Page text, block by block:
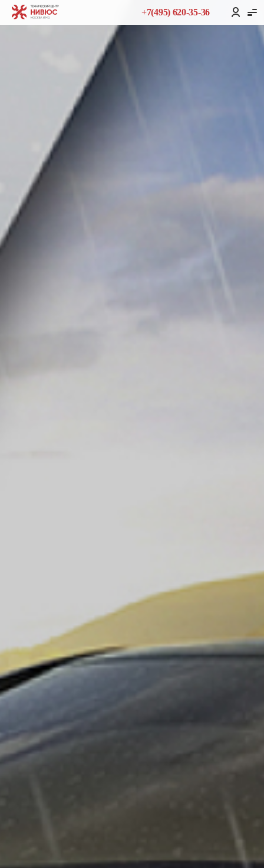
+7(495) 620-35-36